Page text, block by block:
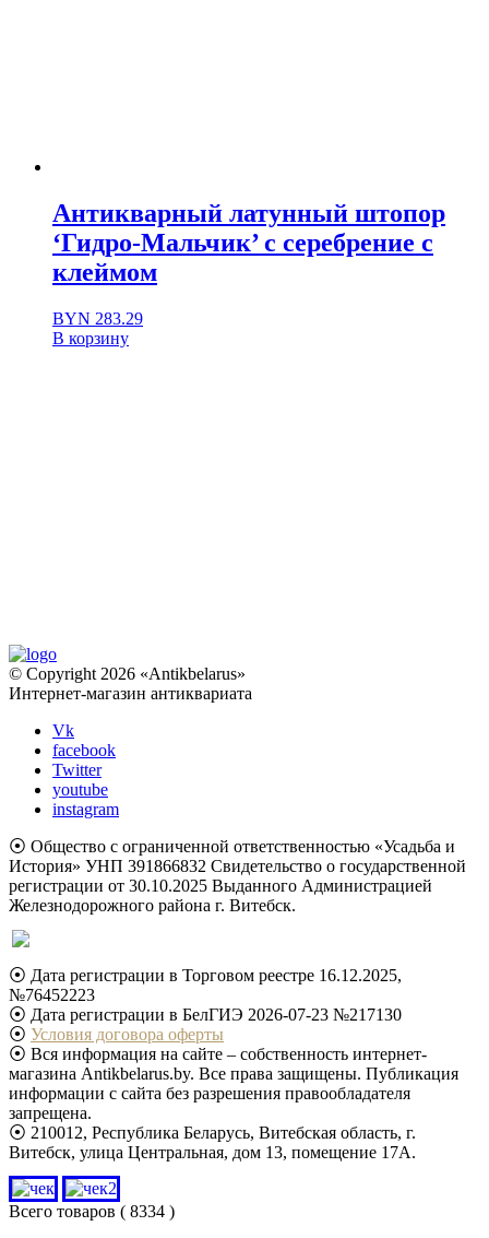
Антикварный латунный штопор
‘Гидро-Мальчик’ с серебрение с
клеймом
BYN 283.29
В корзину
© Copyright 2026 «Antikbelarus»
Интернет-магазин антиквариата
Vk
facebook
Twitter
youtube
instagram
⦿ Общество с ограниченной ответственностью «Усадьба и
История» УНП 391866832 Свидетельство о государственной
регистрации от 30.10.2025 Выданного Администрацией
Железнодорожного района г. Витебск.
⦿ Дата регистрации в Торговом реестре 16.12.2025,
№76452223
⦿ Дата регистрации в БелГИЭ 2026-07-23 №217130
⦿ Условия договора оферты
⦿ Вся информация на сайте – собственность интернет-
магазина Antikbelarus.by. Все права защищены. Публикация
информации с сайта без разрешения правообладателя
запрещена.
⦿ 210012, Республика Беларусь, Витебская область, г.
Витебск, улица Центральная, дом 13, помещение 17А.
Всего товаров ( 8334 )